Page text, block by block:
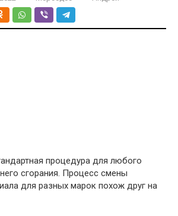
процедура для любого
сгорания. Процесс смены
для разных марок похож друг на